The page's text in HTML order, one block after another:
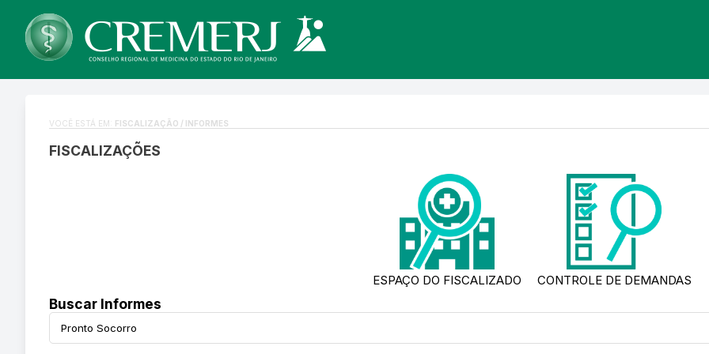
VOCÊ ESTÁ EM: FISCALIZAÇÃO / INFORMES
FISCALIZAÇÕES
ESPAÇO DO FISCALIZADO CONTROLE DE DEMANDAS
Buscar Informes